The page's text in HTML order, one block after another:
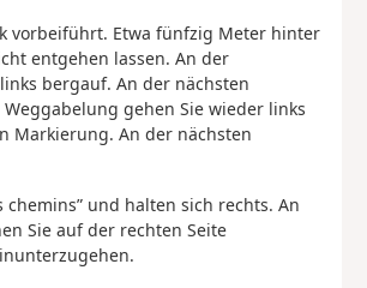
vorbeiführt. Etwa fünfzig Meter hinter
entgehen lassen. An der
bergauf. An der nächsten
gehen Sie wieder links
Markierung. An der nächsten
chemins” und halten sich rechts. An
Sie auf der rechten Seite